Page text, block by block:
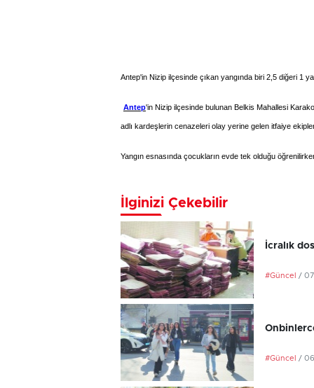
Antep'in Nizip ilçesinde çıkan yangında biri 2,5 diğeri 1
Antep'in Nizip ilçesinde bulunan Belkis Mahallesi
adlı kardeşlerin cenazeleri olay yerine gelen itfaiye
Yangın esnasında çocukların evde tek olduğu
İlginizi Çekebilir
İcralık
#Güncel /
#Güncel /